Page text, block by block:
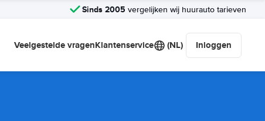
Sinds 2005 vergelijken wij huurauto tarieven
Veelgestelde vragenKlantenservice (NL) Inloggen